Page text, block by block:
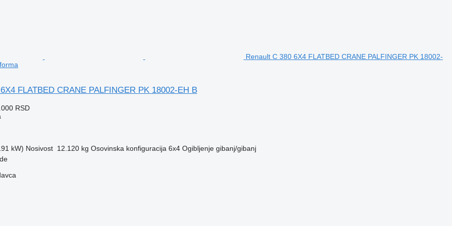
Renault C 380 6X4 FLATBED CRANE PALFINGER PK 18002-
FLATBED CRANE PALFINGER PK 18002-EH B
RSD
kW) Nosivost 12.120 kg Osovinska konfiguracija 6x4 Ogibljenje gibanj/gibanj